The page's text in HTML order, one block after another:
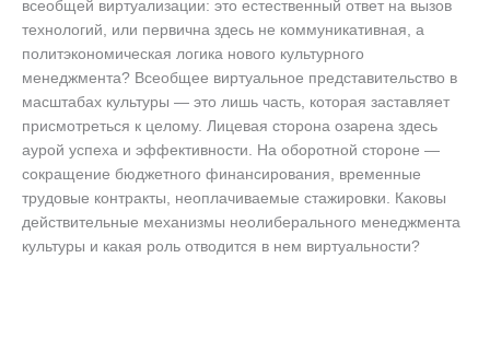
всеобщей виртуализации: это естественный ответ на вызов
технологий, или первична здесь не коммуникативная, а
политэкономическая логика нового культурного
менеджмента? Всеобщее виртуальное представительство в
масштабах культуры — это лишь часть, которая заставляет
присмотреться к целому. Лицевая сторона озарена здесь
аурой успеха и эффективности. На оборотной стороне —
сокращение бюджетного финансирования, временные
трудовые контракты, неоплачиваемые стажировки. Каковы
действительные механизмы неолиберального менеджмента
культуры и какая роль отводится в нем виртуальности?